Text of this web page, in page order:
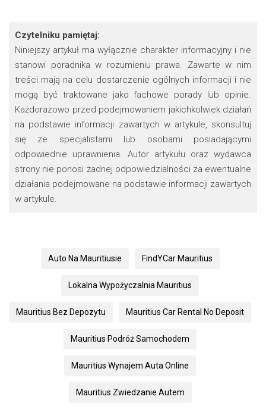
Czytelniku pamiętaj:
Niniejszy artykuł ma wyłącznie charakter informacyjny i nie
stanowi poradnika w rozumieniu prawa. Zawarte w nim
treści mają na celu dostarczenie ogólnych informacji i nie
mogą być traktowane jako fachowe porady lub opinie.
Każdorazowo przed podejmowaniem jakichkolwiek działań
na podstawie informacji zawartych w artykule, skonsultuj
się ze specjalistami lub osobami posiadającymi
odpowiednie uprawnienia. Autor artykułu oraz wydawca
strony nie ponosi żadnej odpowiedzialności za ewentualne
działania podejmowane na podstawie informacji zawartych
w artykule.
Auto Na Mauritiusie FindYCar Mauritius
Lokalna Wypożyczalnia Mauritius
Mauritius Bez Depozytu Mauritius Car Rental No Deposit
Mauritius Podróż Samochodem
Mauritius Wynajem Auta Online
Mauritius Zwiedzanie Autem